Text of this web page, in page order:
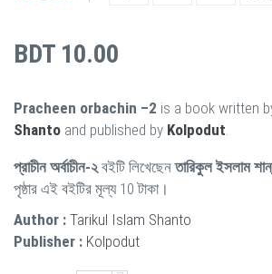
BDT 10.00
Pracheen orbachin –2 is a book written
Shanto and published by Kolpodut
প্রাচীন অর্বাচীন-২ বইটি লিখেছেনতারিকুল ইসলাম
পৃষ্ঠার এই বইটির মূল্য 10 টাকা।
Author : Tarikul Islam Shanto
Publisher : Kolpodut